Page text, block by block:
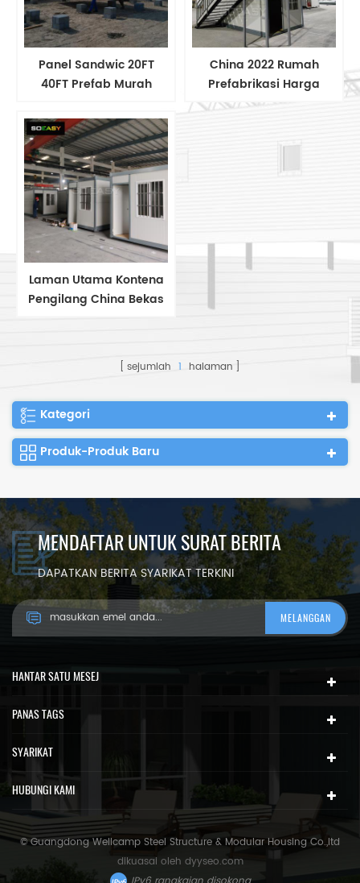
Panel Sandwic 20FT
40FT Prefab Murah
Prefabricated Harga
Bagus Mudah Alih Lipat
Mudah Alih
China 2022 Rumah
Prefabrikasi Harga
Kilang Lipat Bangunan
Bangunan Mewah Kecil
dua tingkat
Laman Utama Kontena
Pengilang China Bekas
sejumlah 1 halaman
Kategori
Produk-Produk Baru
MENDAFTAR UNTUK SURAT BERITA
DAPATKAN BERITA SYARIKAT TERKINI
HANTAR SATU MESEJ
PANAS TAGS
SYARIKAT
HUBUNGI KAMI
© Guangdong Wellcamp Steel Structure & Modular Housing Co.,ltd
dikuasai oleh dyyseo.com